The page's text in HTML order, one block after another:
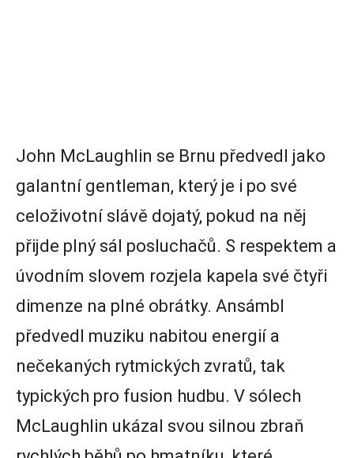
John McLaughlin se Brnu předvedl jako
galantní gentleman, který je i po své
celoživotní slávě dojatý, pokud na něj
přijde plný sál posluchačů. S respektem a
úvodním slovem rozjela kapela své čtyři
dimenze na plné obrátky. Ansámbl
předvedl muziku nabitou energií a
nečekaných rytmických zvratů, tak
typických pro fusion hudbu. V sólech
McLaughlin ukázal svou silnou zbraň